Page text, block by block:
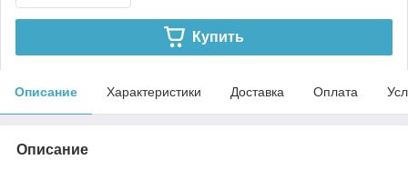
Купить
Описание Характеристики Доставка Оплата
Описание